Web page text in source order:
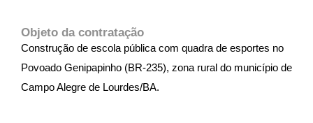
Objeto da contratação
Construção de escola pública com quadra de esportes no
Povoado Genipapinho (BR-235), zona rural do município de
Campo Alegre de Lourdes/BA.